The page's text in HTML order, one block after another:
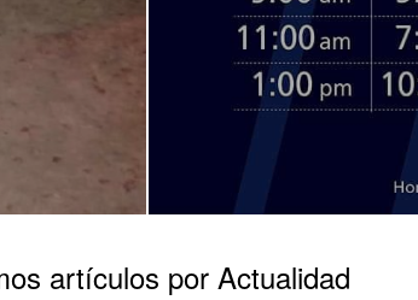
artículos por Actualidad